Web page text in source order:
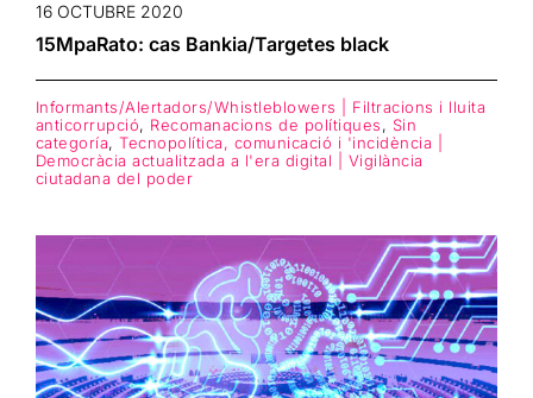
16 OCTUBRE 2020
15MpaRato: cas Bankia/Targetes black
Informants/Alertadors/Whistleblowers | Filtracions i lluita
anticorrupció, Recomanacions de polítiques, Sin
categoría,Tecnopolítica, comunicació i 'incidència |
Democràcia actualitzada a l'era digital | Vigilància
ciutadana del poder